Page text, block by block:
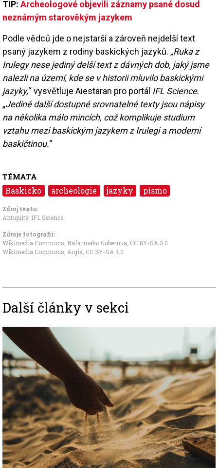
TIP:Archeologové objevili záznamy psané dosud
neznámým starověkým jazykem
Podle vědců jde o nejstarší a zároveň nejdelší text
psaný jazykem z rodiny baskických jazyků. „Ruka z
Irulegy nese jediný delší text z dávných dob, jaký jsme
nalezli na území, kde se v historii mluvilo baskickými
jazyky,“ vysvětluje Aiestaran pro portál IFL Science.
„Jediné další dostupné srovnatelné texty jsou nápisy
na několika málo mincích, což komplikuje studium
vztahu mezi baskickým jazykem z Irulegi a moderní
baskičtinou.“
TÉMATA
Baskicko archeologie jazyky písmo
Zdroj textu:
Antiquity, IFL Science
Zdroje fotografii:
Wikimedia Commons, Nafarroako Gobernua CC BY-SA 3.0
Wikimedia Commons, Argia CC BY-SA 3.0
Další články v sekci
Image